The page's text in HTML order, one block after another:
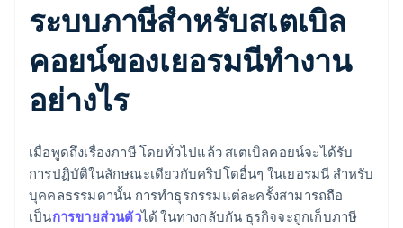
ระบบภาษีสำหรับสเตเบิล
คอยน์ของเยอรมนีทำงาน
อย่างไร
เมื่อพูดถึงเรื่องภาษี โดยทั่วไปแล้ว สเตเบิลคอยน์จะได้รับ
การปฏิบัติในลักษณะเดียวกับคริปโตอื่นๆ ในเยอรมนี สำหรับ
บุคคลธรรมดานั้น การทำธุรกรรมแต่ละครั้งสามารถถือ
เป็นการขายส่วนตัวได้ ในทางกลับกัน ธุรกิจจะถูกเก็บภาษี